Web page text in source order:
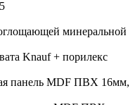
минеральной
Knauf + порилекс
панель MDF ПВХ 16мм,